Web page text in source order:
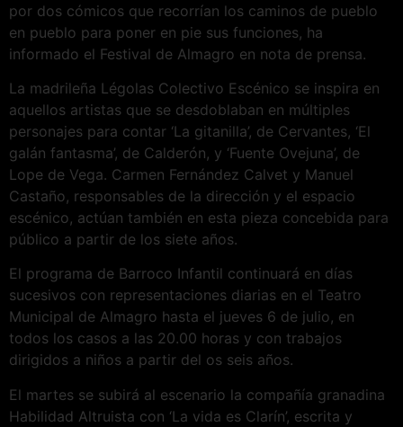
por dos cómicos que recorrían los caminos de pueblo
en pueblo para poner en pie sus funciones, ha
informado el Festival de Almagro en nota de prensa.
La madrileña Légolas Colectivo Escénico se inspira en
aquellos artistas que se desdoblaban en múltiples
personajes para contar ‘La gitanilla’, de Cervantes, ‘El
galán fantasma’, de Calderón, y ‘Fuente Ovejuna’, de
Lope de Vega. Carmen Fernández Calvet y Manuel
Castaño, responsables de la dirección y el espacio
escénico, actúan también en esta pieza concebida para
público a partir de los siete años.
El programa de Barroco Infantil continuará en días
sucesivos con representaciones diarias en el Teatro
Municipal de Almagro hasta el jueves 6 de julio, en
todos los casos a las 20.00 horas y con trabajos
dirigidos a niños a partir del os seis años.
El martes se subirá al escenario la compañía granadina
Habilidad Altruista con ‘La vida es Clarín’, escrita y